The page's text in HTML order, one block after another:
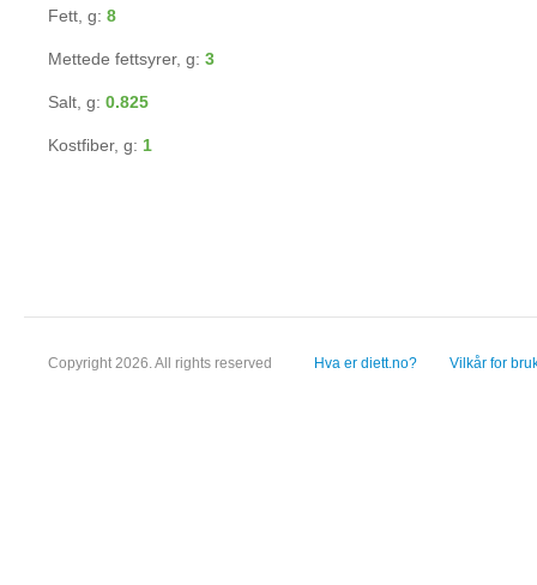
Fett, g: 8
Mettede fettsyrer, g: 3
Salt, g: 0.825
Kostfiber, g: 1
Copyright 2026. All rights reserved Hva er diett.no? Vilkår for